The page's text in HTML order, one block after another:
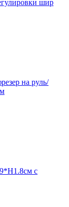
шир
на руль/
с